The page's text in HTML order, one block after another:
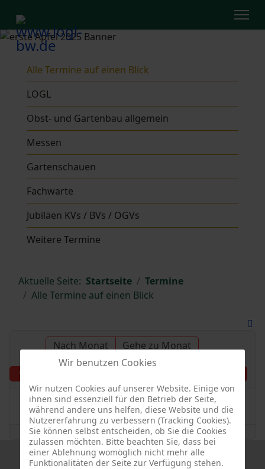
Alle Termine auf einen Blick
LOGL
Obst- und Gartenbau allgemein
Messen
Gartenschauen
Fachwarte
Jubiläen KVs / BVs / OGVs
Weitere Termine
Aktuelle Seite: Startseite
Termine
Alle Termine auf einen Blick
Nach Monat Gehe zu Monat
Vorheriger Tag
November 2025
Es wurden keine Events gefunden
Wir benutzen Cookies
Wir nutzen Cookies auf unserer Website. Einige von
ihnen sind essenziell für den Betrieb der Seite,
während andere uns helfen, diese Website und die
Nutzererfahrung zu verbessern (Tracking Cookies).
Sie können selbst entscheiden, ob Sie die Cookies
zulassen möchten. Bitte beachten Sie, dass bei
einer Ablehnung womöglich nicht mehr alle
Funktionalitäten der Seite zur Verfügung stehen.